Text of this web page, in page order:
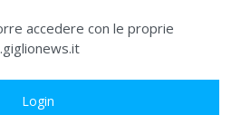
accedere con le proprie
Login